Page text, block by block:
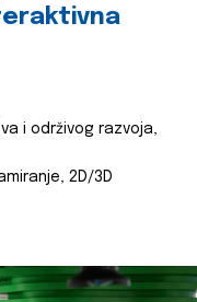
i održivog razvoja,
2D/3D